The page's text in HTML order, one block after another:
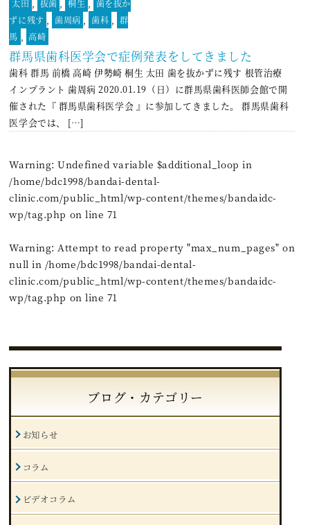
太田 抜歯 桐生
歯を抜か
ずに残す
歯周病 歯科
群
馬
高崎
群馬県歯科医学会で症例発表をしてきました
歯科 群馬 前橋 高崎 伊勢崎 桐生 太田 歯を抜かずに残す 根管治療
インプラント 歯周病 2020.01.19（日）に群馬県歯科医師会館で開
催された『 群馬県歯科医学会 』に参加してきました。 群馬県歯科
医学会では、 […]
Warning: Undefined variable $additional_loop in
/home/bdc1998/bandai-dental-
clinic.com/public_html/wp-content/themes/bandaidc-
wp/tag.php on line 71
Warning: Attempt to read property "max_num_pages" on
null in /home/bdc1998/bandai-dental-
clinic.com/public_html/wp-content/themes/bandaidc-
wp/tag.php on line 71
ブログ・カテゴリー
お知らせ
コラム
ビデオコラム